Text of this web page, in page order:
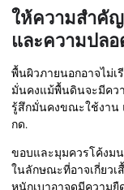
ให้ความสำคั
และความปล
พื้นผิวภายนอกอาจไม่เ
มั่นคงแม้พื้นดินจะมีคว
รู้สึกมั่นคงขณะใช้งาน
กด.
ขอบและมุมควรโค้งม
ในลักษณะที่อาจเกี่ยวเ